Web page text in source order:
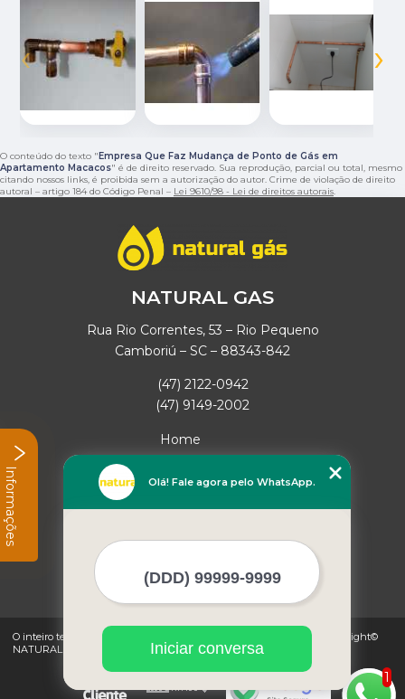
‹ ›
O conteúdo do texto " Empresa Que Faz Mudança de Ponto de Gás em
Apartamento Macacos" é de direito reservado. Sua reprodução, parcial ou total, mesmo
citando nossos links, é proibida sem a autorização do autor. Crime de violação de direito
autoral – artigo 184 do Código Penal – Lei 9610/98 - Lei de direitos autorais.
NATURAL GAS
Rua Rio Correntes, 53 – Rio Pequeno
Camboriú – SC – 88343-842
(47) 2122-0942
(47) 9149-2002
Home
Empresa
Missão
Mapa do site
O inteiro teor deste site está sujeito à proteção de direitos autorais. Copyright©
NATURAL GAS (Lei 9610 de 19/02/1998)
1
Olá! Fale agora pelo WhatsApp.
Iniciar conversa
Informações